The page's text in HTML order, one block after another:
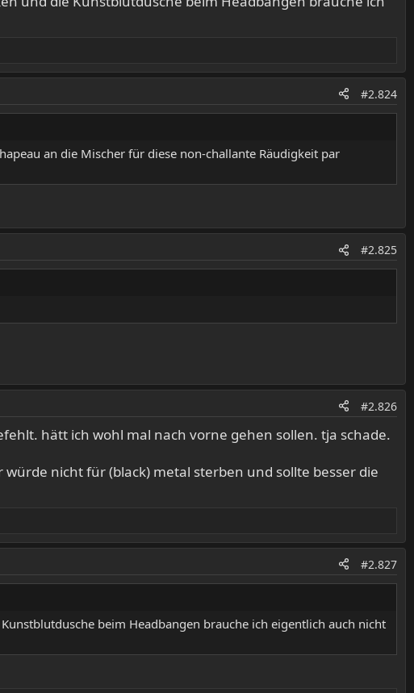
#2.824
an die Mischer für diese non-challante Räudigkeit par
#2.825
#2.826
hätt ich wohl mal nach vorne gehen sollen. tja schade.
nicht für (black) metal sterben und sollte besser die
#2.827
beim Headbangen brauche ich eigentlich auch nicht